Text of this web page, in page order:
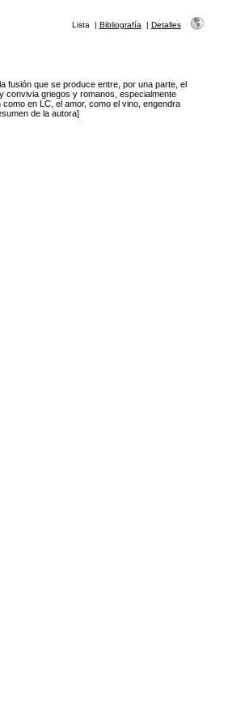
Lista | Bibliografía | Detalles
fusión que se produce entre, por una parte, el
convivia griegos y romanos, especialmente
en LC, el amor, como el vino, engendra
de la autora]